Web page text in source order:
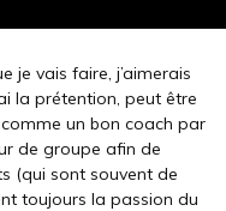
je vais faire, j’aimerais
la prétention, peut être
un bon coach par
de groupe afin de
(qui sont souvent de
toujours la passion du